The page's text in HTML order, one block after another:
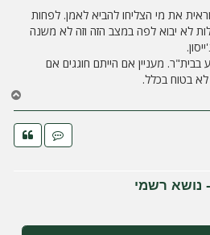
את מי הצליחו להביא לאמן. לפחות
לא יבוא לפה במצב הזה וזה לא משנה
מעניין אם הייתם חוגגים אם
לא בטוח בכלל.